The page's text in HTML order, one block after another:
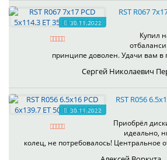
30.11.2022
RST R067
Купил
принципе доволен. Удачи вам в
Сергей Николаевич
30.11.2022
RST R056
Приобрёл
идеально,
колец, не потребовалось! Центральное